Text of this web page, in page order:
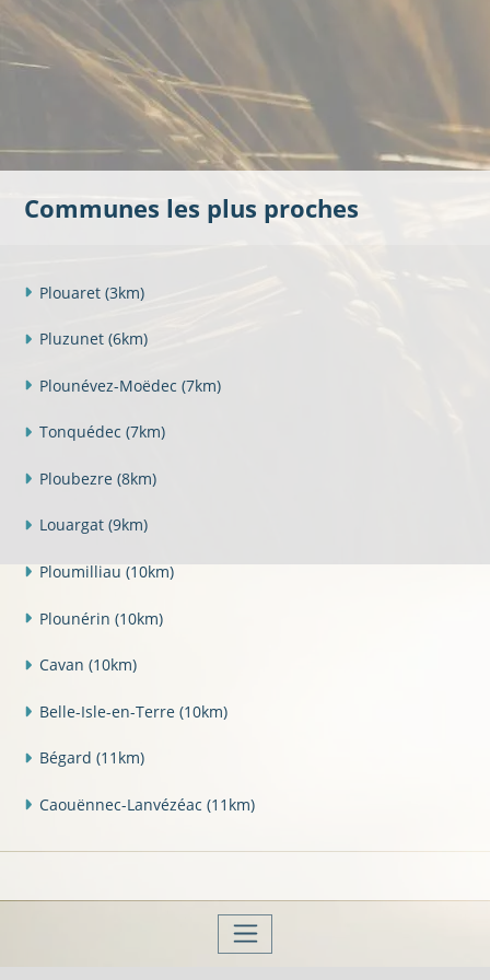
Communes les plus proches
Plouaret (3km)
Pluzunet (6km)
Plounévez-Moëdec (7km)
Tonquédec (7km)
Ploubezre (8km)
Louargat (9km)
Ploumilliau (10km)
Plounérin (10km)
Cavan (10km)
Belle-Isle-en-Terre (10km)
Bégard (11km)
Caouënnec-Lanvézéac (11km)